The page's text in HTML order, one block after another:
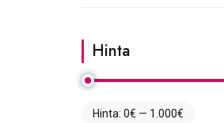
Hinta
Hinta: 0€ — 1.000€